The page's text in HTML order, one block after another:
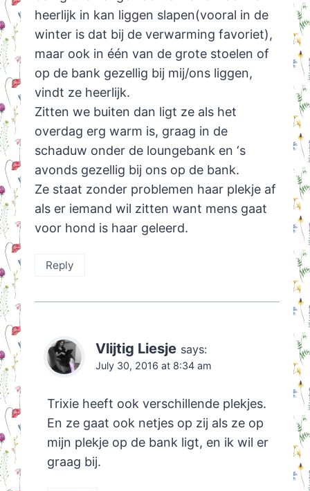
heerlijk in kan liggen slapen(vooral in de
winter is dat bij de verwarming favoriet),
maar ook in één van de grote stoelen of
op de bank gezellig bij mij/ons liggen,
vindt ze heerlijk.
Zitten we buiten dan ligt ze als het
overdag erg warm is, graag in de
schaduw onder de loungebank en ‘s
avonds gezellig bij ons op de bank.
Ze staat zonder problemen haar plekje af
als er iemand wil zitten want mens gaat
voor hond is haar geleerd.
Reply
Vlijtig Liesje says:
July 30, 2016 at 8:34 am
Trixie heeft ook verschillende plekjes.
En ze gaat ook netjes op zij als ze op
mijn plekje op de bank ligt, en ik wil er
graag bij.